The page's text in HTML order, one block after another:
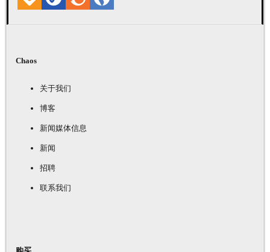
Chaos
关于我们
博客
新闻媒体信息
新闻
招聘
联系我们
购买